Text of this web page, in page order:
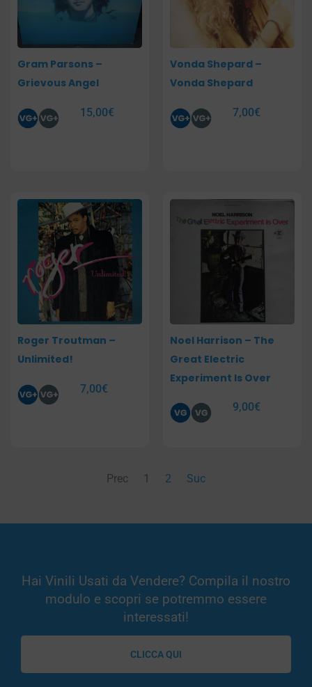
Gram Parsons –
Grievous Angel
15,00€
Vonda Shepard –
Vonda Shepard
7,00€
Roger Troutman –
Unlimited!
7,00€
Noel Harrison – The
Great Electric
Experiment Is Over
9,00€
Prec 1 2 Suc
Hai Vinili Usati da Vendere? Compila il nostro
modulo e scopri se potremmo essere
interessati!
CLICCA QUI